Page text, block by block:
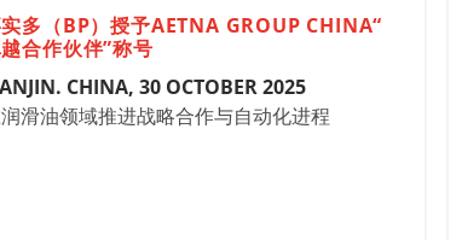
多（BP）授予AETNA GROUP CHINA“
合作伙伴”称号
CHINA, 30 OCTOBER 2025
滑油领域推进战略合作与自动化进程